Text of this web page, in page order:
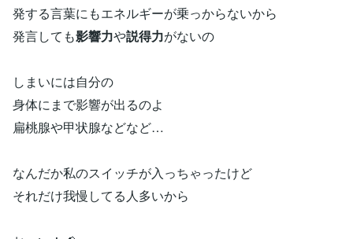
発する言葉にもエネルギーが乗っからないから
発言しても影響力や説得力がないの
しまいには自分の
身体にまで影響が出るのよ
扁桃腺や甲状腺などなど…
なんだか私のスイッチが入っちゃったけど
それだけ我慢してる人多いから